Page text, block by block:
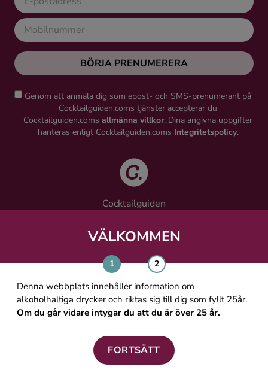
VÄLKOMMEN
Denna webbplats innehåller information om
alkoholhaltiga drycker och riktas sig till dig som fyllt 25år.
Om du går vidare intygar du att du är över 25 år.
FORTSÄTT
BÖRJA PRENUMERERA
Genom att anmäla dig som epost- och SMS-prenumerant på
Cocktailguiden.coms tjänster accepterar du
Cocktailguiden.coms allmänna villkor. Dina angivna uppgifter
hanteras enligt Cocktailguiden.coms Integritetspolicy.
Cocktailguiden
Västra Järnvägsgatan 21, 111 64 Stockholm
ALLMÄNNA VILLKOR
PERSONUPPGIFTSPOLICY